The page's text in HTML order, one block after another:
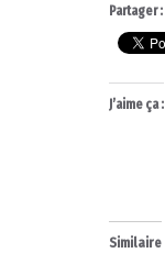
Partager :
J’aime ça :
Similaire